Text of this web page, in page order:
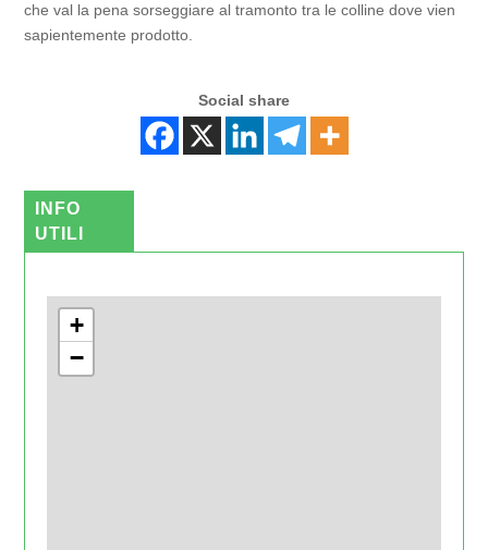
che val la pena sorseggiare al tramonto tra le colline dove vien
sapientemente prodotto.
Social share
INFO
UTILI
+
−